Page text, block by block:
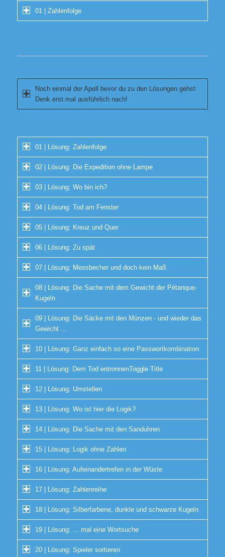
01 | Zahlenfolge
Noch einmal der Apell bevor du zu den Lösungen gehst:
Denk erst mal ausführlich nach!
01 | Lösung: Zahlenfolge
02 | Lösung: Die Expedition ohne Lampe
03 | Lösung: Wo bin ich?
04 | Lösung: Tod am Fenster
05 | Lösung: Kreuz und Quer
06 | Lösung: Zu spät
07 | Lösung: Messbecher und doch kein Maß
08 | Lösung: Die Sache mit dem Gewicht der Pétanque-
Kugeln
09 | Lösung: Die Säcke mit den Münzen - und wieder das
Gewicht ...
10 | Lösung: Ganz einfach so eine Passwortkombination
11 | Lösung: Dem Tod entronnenToggle Title
12 | Lösung: Umstellen
13 | Lösung: Wo ist hier die Logik?
14 | Lösung: Die Sache mit den Sanduhren
15 | Lösung: Logik ohne Zahlen
16 | Lösung: Aufeinandertrefen in der Wüste
17 | Lösung: Zahlenreihe
18 | Lösung: Silberfarbene, dunkle und schwarze Kugeln
19 | Lösung: ... mal eine Wortsuche
20 | Lösung: Spieler sortieren